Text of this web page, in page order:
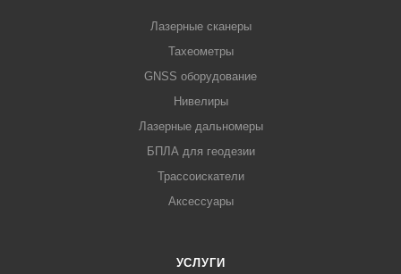
Лазерные сканеры
Тахеометры
GNSS оборудование
Нивелиры
Лазерные дальномеры
БПЛА для геодезии
Трассоискатели
Аксессуары
УСЛУГИ